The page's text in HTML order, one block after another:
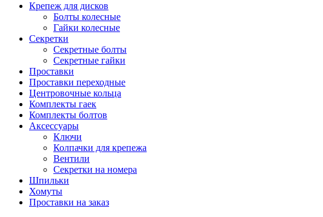
Крепеж для дисков
Болты колесные
Гайки колесные
Секретки
Секретные болты
Секретные гайки
Проставки
Проставки переходные
Центровочные кольца
Комплекты гаек
Комплекты болтов
Аксессуары
Ключи
Колпачки для крепежа
Вентили
Секретки на номера
Шпильки
Хомуты
Проставки на заказ